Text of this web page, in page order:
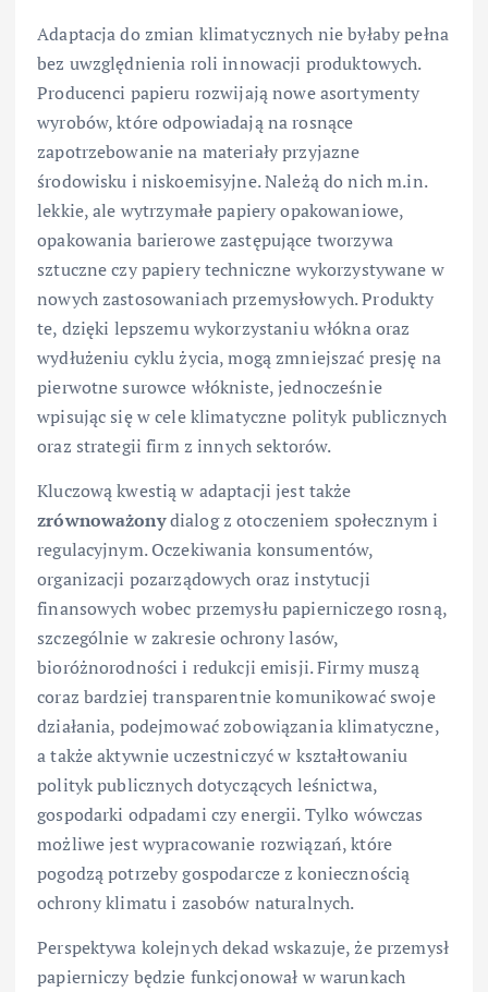
Adaptacja do zmian klimatycznych nie byłaby pełna
bez uwzględnienia roli innowacji produktowych.
Producenci papieru rozwijają nowe asortymenty
wyrobów, które odpowiadają na rosnące
zapotrzebowanie na materiały przyjazne
środowisku i niskoemisyjne. Należą do nich m.in.
lekkie, ale wytrzymałe papiery opakowaniowe,
opakowania barierowe zastępujące tworzywa
sztuczne czy papiery techniczne wykorzystywane w
nowych zastosowaniach przemysłowych. Produkty
te, dzięki lepszemu wykorzystaniu włókna oraz
wydłużeniu cyklu życia, mogą zmniejszać presję na
pierwotne surowce włókniste, jednocześnie
wpisując się w cele klimatyczne polityk publicznych
oraz strategii firm z innych sektorów.
Kluczową kwestią w adaptacji jest także
zrównoważonydialog z otoczeniem społecznym i
regulacyjnym. Oczekiwania konsumentów,
organizacji pozarządowych oraz instytucji
finansowych wobec przemysłu papierniczego rosną,
szczególnie w zakresie ochrony lasów,
bioróżnorodności i redukcji emisji. Firmy muszą
coraz bardziej transparentnie komunikować swoje
działania, podejmować zobowiązania klimatyczne,
a także aktywnie uczestniczyć w kształtowaniu
polityk publicznych dotyczących leśnictwa,
gospodarki odpadami czy energii. Tylko wówczas
możliwe jest wypracowanie rozwiązań, które
pogodzą potrzeby gospodarcze z koniecznością
ochrony klimatu i zasobów naturalnych.
Perspektywa kolejnych dekad wskazuje, że przemysł
papierniczy będzie funkcjonował w warunkach